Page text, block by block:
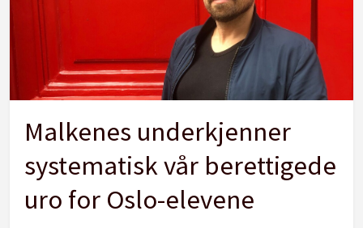
Malkenes underkjenner
systematisk vår berettigede
uro for Oslo-elevene